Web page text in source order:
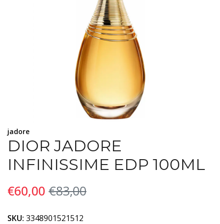
jadore
DIOR JADORE
INFINISSIME EDP 100ML
€60,00 €83,00
SKU: 3348901521512